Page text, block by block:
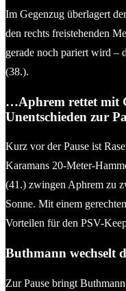
Im Gegenzug überlagert
den rechts freistehenden
gerade noch pariert wird –
(38.).
…Aphrem rettet mit
Unentschieden zur
Kurz vor der Pause ist
Karamans 20-Meter-
(41.) zwingen Aphrem zu
Sonne. Mit einem
Vorteilen für den PSV-
Buthmann wechselt
Zur Pause bringt